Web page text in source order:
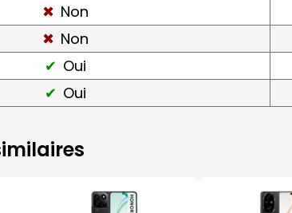
Non
Non
Oui
Oui